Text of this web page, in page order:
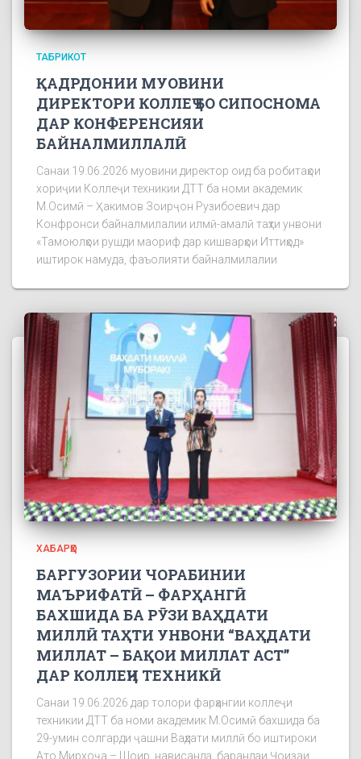
ТАБРИКОТ
ҚАДРДОНИИ МУОВИНИ
ДИРЕКТОРИ КОЛЛЕҶ БО СИПОСНОМА
ДАР КОНФЕРЕНСИЯИ
БАЙНАЛМИЛЛАЛӢ
Санаи 19.06.2026 муовини директор оид ба робитаҳои
хориҷии Коллеҷи техникии ДТТ ба номи академик
М.Осимӣ – Ҳакимов Зоирҷон Рузибоевич дар
Конфронси байналмилалии илмӣ-амалӣ таҳти унвони
«Тамоюлҳои рушди маориф дар кишварҳои Иттиҳод»
иштирок намуда, фаъолияти байналмилалии
ХАБАРҲО
БАРГУЗОРИИ ЧОРАБИНИИ
МАЪРИФАТӢ – ФАРҲАНГӢ
БАХШИДА БА РӮЗИ ВАҲДАТИ
МИЛЛӢ ТАҲТИ УНВОНИ “ВАҲДАТИ
МИЛЛАТ – БАҚОИ МИЛЛАТ АСТ”
ДАР КОЛЛЕҶИ ТЕХНИКӢ
Санаи 19.06.2026 дар толори фарҳангии коллеҷи
техникии ДТТ ба номи академик М.Осимӣ бахшида ба
29-умин солгарди ҷашни Ваҳдати миллӣ бо иштироки
Ато Мирхоҷа – Шоир, нависанда, барандаи Ҷоизаи